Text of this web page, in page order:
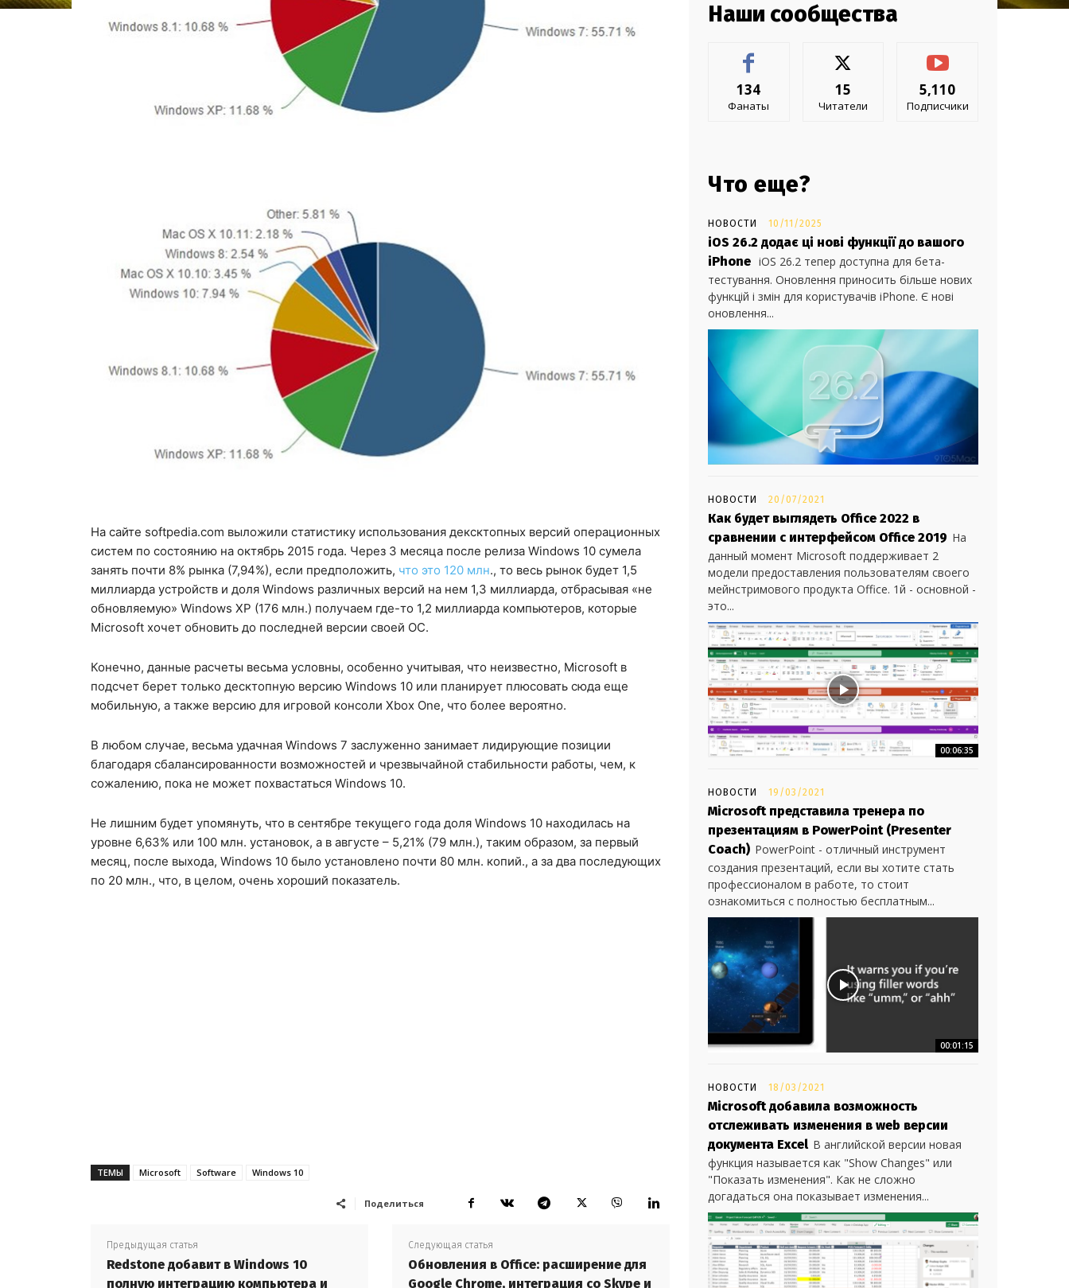
На сайте softpedia.com выложили статистику использования дексктопных версий операционных
систем по состоянию на октябрь 2015 года. Через 3 месяца после релиза Windows 10 сумела
занять почти 8% рынка (7,94%), если предположить, что это 120 млн., то весь рынок будет 1,5
миллиарда устройств и доля Windows различных версий на нем 1,3 миллиарда, отбрасывая «не
обновляемую» Windows XP (176 млн.) получаем где-то 1,2 миллиарда компьютеров, которые
Microsoft хочет обновить до последней версии своей ОС.
Конечно, данные расчеты весьма условны, особенно учитывая, что неизвестно, Microsoft в
подсчет берет только десктопную версию Windows 10 или планирует плюсовать сюда еще
мобильную, а также версию для игровой консоли Xbox One, что более вероятно.
В любом случае, весьма удачная Windows 7 заслуженно занимает лидирующие позиции
благодаря сбалансированности возможностей и чрезвычайной стабильности работы, чем, к
сожалению, пока не может похвастаться Windows 10.
Не лишним будет упомянуть, что в сентябре текущего года доля Windows 10 находилась на
уровне 6,63% или 100 млн. установок, а в августе – 5,21% (79 млн.), таким образом, за первый
месяц, после выхода, Windows 10 было установлено почти 80 млн. копий., а за два последующих
по 20 млн., что, в целом, очень хороший показатель.
ТЕМЫ Microsoft Software Windows 10
Поделиться
Предыдущая статья
Redstone добавит в Windows 10
полную интеграцию компьютера и
Следующая статья
Обновления в Office: расширение для
Google Chrome, интеграция со Skype и
Наши сообщества
134
Фанаты
15
Читатели
5,110
Подписчики
Что еще?
НОВОСТИ 10/11/2025
iOS 26.2 додає ці нові функції до вашого
iPhone iOS 26.2 тепер доступна для бета-
тестування. Оновлення приносить більше нових
функцій і змін для користувачів iPhone. Є нові
оновлення...
НОВОСТИ 20/07/2021
Как будет выглядеть Office 2022 в
сравнении с интерфейсом Office 2019 На
данный момент Microsoft поддерживает 2
модели предоставления пользователям своего
мейнстримового продукта Office. 1й - основной -
это...
00:06:35
НОВОСТИ 19/03/2021
Microsoft представила тренера по
презентациям в PowerPoint (Presenter
Coach) PowerPoint - отличный инструмент
создания презентаций, если вы хотите стать
профессионалом в работе, то стоит
ознакомиться с полностью бесплатным...
00:01:15
НОВОСТИ 18/03/2021
Microsoft добавила возможность
отслеживать изменения в web версии
документа Excel В английской версии новая
функция называется как "Show Changes" или
"Показать изменения". Как не сложно
догадаться она показывает изменения...